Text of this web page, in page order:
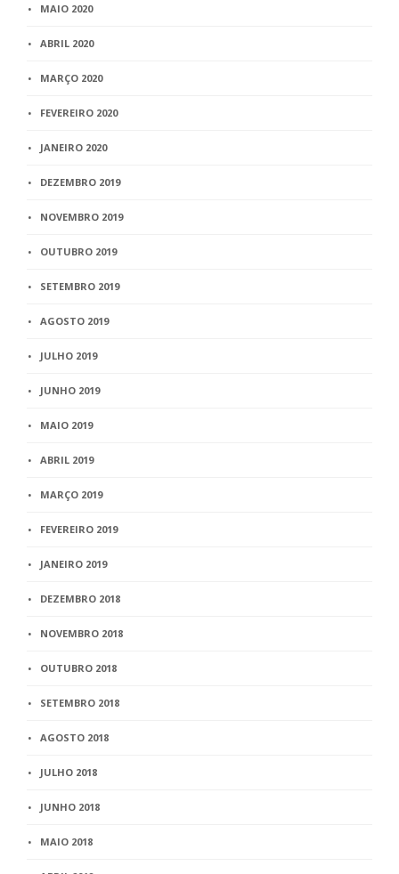
MAIO 2020
ABRIL 2020
MARÇO 2020
FEVEREIRO 2020
JANEIRO 2020
DEZEMBRO 2019
NOVEMBRO 2019
OUTUBRO 2019
SETEMBRO 2019
AGOSTO 2019
JULHO 2019
JUNHO 2019
MAIO 2019
ABRIL 2019
MARÇO 2019
FEVEREIRO 2019
JANEIRO 2019
DEZEMBRO 2018
NOVEMBRO 2018
OUTUBRO 2018
SETEMBRO 2018
AGOSTO 2018
JULHO 2018
JUNHO 2018
MAIO 2018